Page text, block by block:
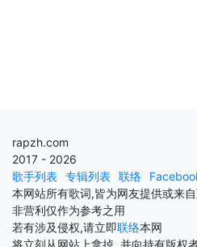
rapzh.com
2017 - 2026
歌手列表 专辑列表 联络
本网站所有歌词,皆为网友提供或来
非营利仅作为参考之用
若有涉及侵权,请立即联络本网
将立刻从网站上拿掉, 并向持有版权